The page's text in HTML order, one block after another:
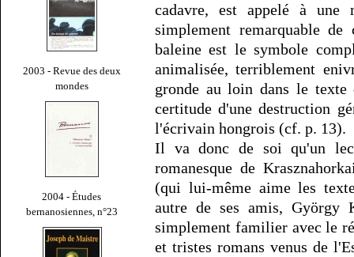
2003 - Revue des deux
mondes
2004 - Études
bernanosiennes, n°23
cadavre, est appelé à une
simplement remarquable
baleine est le symbole
animalisée, terriblement
gronde au loin dans le texte
certitude d'une destruction
l'écrivain hongrois (cf. p. 13).
Il va donc de soi qu'un
romanesque de
(qui lui-même aime les
autre de ses amis, György
simplement familier avec le
et tristes romans venus de